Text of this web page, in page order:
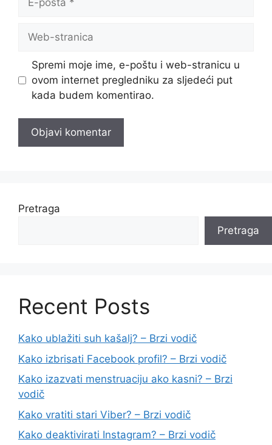
pošta
stranica
Spremi moje ime, e-poštu i web-stranicu u
ovom internet pregledniku za sljedeći put
kada budem komentirao.
Pretraga
Pretraga
Recent Posts
Kako ublažiti suh kašalj? – Brzi vodič
Kako izbrisati Facebook profil? – Brzi vodič
Kako izazvati menstruaciju ako kasni? – Brzi
vodič
Kako vratiti stari Viber? – Brzi vodič
Kako deaktivirati Instagram? – Brzi vodič